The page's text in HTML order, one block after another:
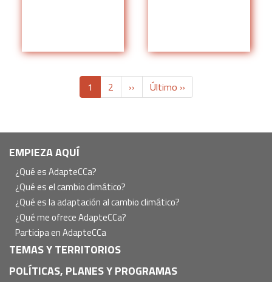
Página
actual
1 Página
2
Siguiente
página
››
Última
página
Último »
Navegación
principal
EMPIEZA AQUÍ
¿Qué es AdapteCCa?
¿Qué es el cambio climático?
¿Qué es la adaptación al cambio climático?
¿Qué me ofrece AdapteCCa?
Participa en AdapteCCa
TEMAS Y TERRITORIOS
POLÍTICAS, PLANES Y PROGRAMAS